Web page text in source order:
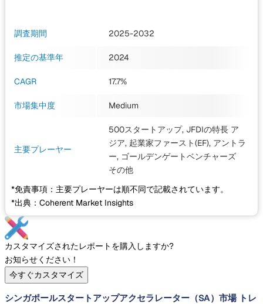
調査期間 2025-2032
推定の基準年 2024
CAGR 17.7%
市場集中度 Medium
主要プレーヤー
500スタートアップ, JFDIの特長 ア
ジア, 起業家ファースト(EF), アントラ
ー, ゴールデンゲートベンチャーズ
その他
*免責事項：主要プレーヤーは順不同で記載されています。
*出典：Coherent Market Insights
カスタマイズされたレポートを購入しますか?
お知らせください！
今すぐカスタマイズ
シンガポールスタートアップアクセラレーター（SA）市場 トレ